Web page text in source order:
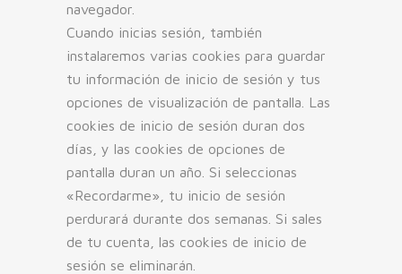
navegador.
Cuando inicias sesión, también
instalaremos varias cookies para guardar
tu información de inicio de sesión y tus
opciones de visualización de pantalla. Las
cookies de inicio de sesión duran dos
días, y las cookies de opciones de
pantalla duran un año. Si seleccionas
«Recordarme», tu inicio de sesión
perdurará durante dos semanas. Si sales
de tu cuenta, las cookies de inicio de
sesión se eliminarán.